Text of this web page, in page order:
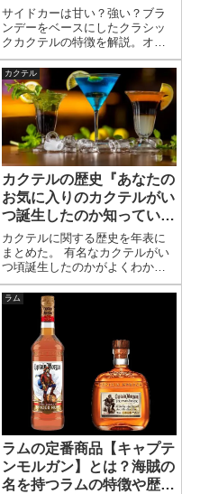
サイドカーは甘い？強い？ブラ
ンデーをベースにしたクラシッ
クカクテルの特徴を解説。オレ
ンジリキュールやレモンを使っ
た味わい、度数、飲みやすさ、
基本レシピもわかりやすく紹
介。 そのバリエーションである
『ホワイト･レディ』『XYZ』
『バラライカ』『マルガリー
タ』も合わせて見てみよう。
カクテル
カクテルの歴史『あなたの
お気に入りのカクテルがい
つ誕生したのか知っていま
すか？』
カクテルに関する歴史を年表に
まとめた。 有名なカクテルがい
つ頃誕生したのかがよくわか
る。 スタンダードなカクテルが
意外と新しかったりする。
ラム
ラムの定番商品【キャプテ
ンモルガン】とは？海賊の
名を持つラムの特徴や歴史